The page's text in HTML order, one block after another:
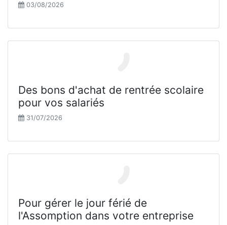
03/08/2026
Des bons d'achat de rentrée scolaire
pour vos salariés
31/07/2026
Pour gérer le jour férié de
l'Assomption dans votre entreprise